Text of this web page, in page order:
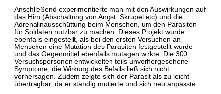
Anschließend experimentierte man mit den Auswirkungen auf
das Hirn (Abschaltung von Angst, Skrupel etc) und die
Adrenalinausschüttung beim Menschen, um den Parasiten
für Soldaten nutzbar zu machen. Dieses Projekt wurde
ebenfalls eingestellt, als bei den ersten Versuchen an
Menschen eine Mutation des Parasiten festgestellt wurde
und das Gegenmittel ebenfalls mutagen wirkte. Die 300
Versuchspersonen entwickelten teils unvorhergesehene
Symptome, die Wirkung des Befalls ließ sich nicht
vorhersagen. Zudem zeigte sich der Parasit als zu leicht
übertragbar, da er ständig mutierte und sich neu anpasste.